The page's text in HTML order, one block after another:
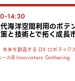
14:30
海洋空間利用のポテ
と技術とで拓く成長
未来を創造する DX ロボティク
ールBInnovators Gathering